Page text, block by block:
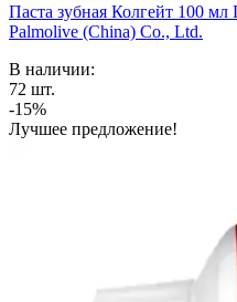
Паста зубная Колгейт 100
Palmolive (China) Co., Ltd.
В наличии:
72 шт.
-15%
Лучшее предложение!